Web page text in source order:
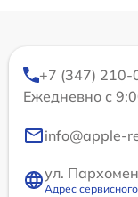
+7 (347) 210-
Ежедневно с
info@apple-
ул.
Адрес